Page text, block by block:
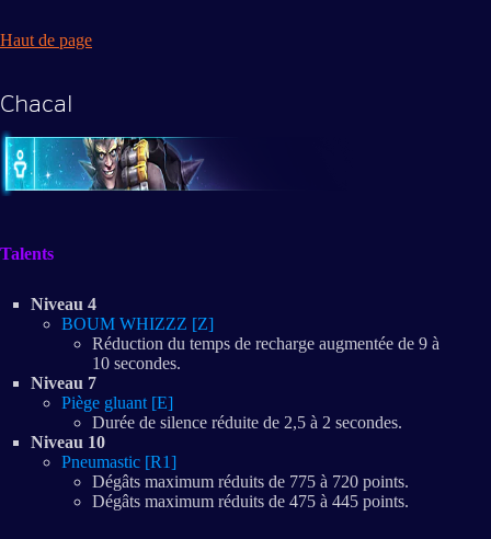
Haut de page
Chacal
Talents
Niveau 4
BOUM WHIZZZ [Z]
Réduction du temps de recharge augmentée de 9 à
10 secondes.
Niveau 7
Piège gluant [E]
Durée de silence réduite de 2,5 à 2 secondes.
Niveau 10
Pneumastic [R1]
Dégâts maximum réduits de 775 à 720 points.
Dégâts maximum réduits de 475 à 445 points.